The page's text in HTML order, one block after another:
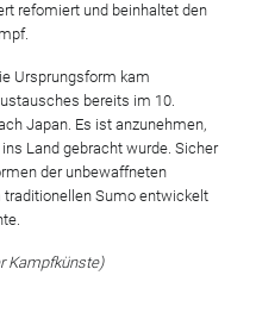
refomiert und beinhaltet den
Ursprungsform kam
bereits im 10.
Japan. Es ist anzunehmen,
Land gebracht wurde. Sicher
der unbewaffneten
traditionellen Sumo entwickelt
Kampfkünste)